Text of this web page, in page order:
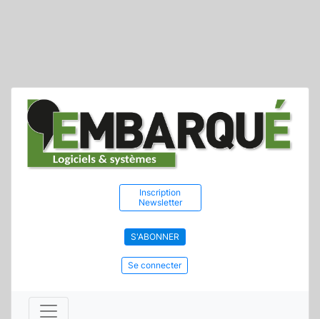
Inscription
Newsletter
S'ABONNER
Se connecter